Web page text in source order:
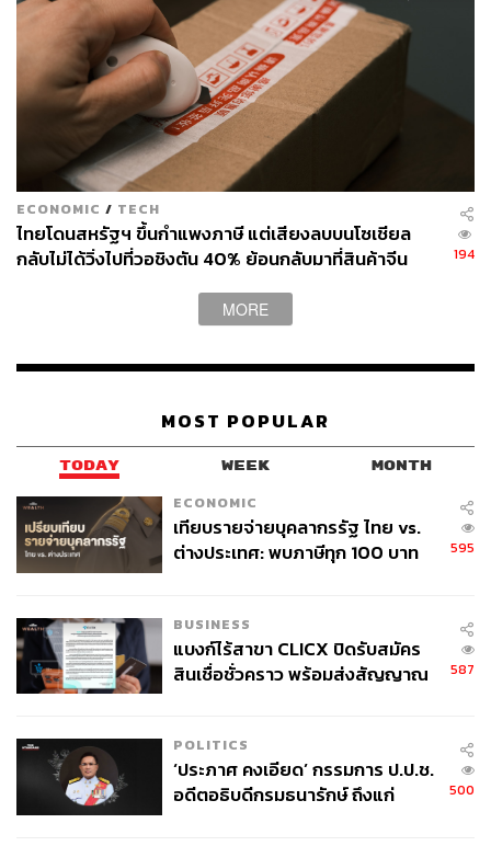
ECONOMIC / TECH
ไทยโดนสหรัฐฯ ขึ้นกำแพงภาษี แต่เสียงลบบนโซเชียล
กลับไม่ได้วิ่งไปที่วอชิงตัน 40% ย้อนกลับมาที่สินค้าจีน
194
MORE
MOST POPULAR
TODAY WEEK MONTH
ECONOMIC
เทียบรายจ่ายบุคลากรรัฐ ไทย vs.
ต่างประเทศ: พบภาษีทุก 100 บาท
595
BUSINESS
แบงก์ไร้สาขา CLICX ปิดรับสมัคร
สินเชื่อชั่วคราว พร้อมส่งสัญญาณ
587
POLITICS
‘ประภาศ คงเอียด’ กรรมการ ป.ป.ช.
อดีตอธิบดีกรมธนารักษ์ ถึงแก่
500